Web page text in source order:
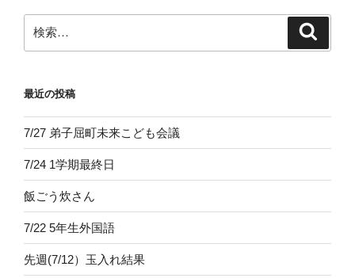
ン
索:
最近の投稿
7/27 弟子屈町未来こども会議
7/24 1学期最終日
飯ごう炊さん
7/22 5年生外国語
先週(7/12）玉入れ結果